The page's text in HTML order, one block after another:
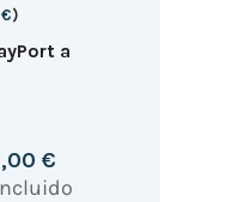
€)
a
€